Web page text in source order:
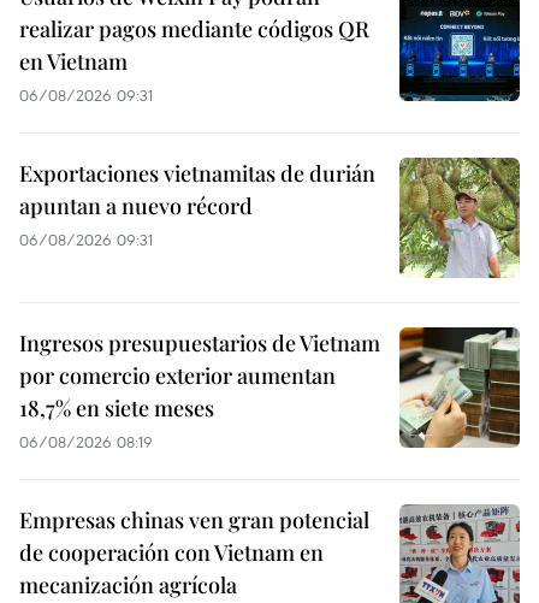
realizar pagos mediante códigos QR
en Vietnam
06/08/2026 09:31
Exportaciones vietnamitas de durián
apuntan a nuevo récord
06/08/2026 09:31
Ingresos presupuestarios de Vietnam
por comercio exterior aumentan
18,7% en siete meses
06/08/2026 08:19
Empresas chinas ven gran potencial
de cooperación con Vietnam en
mecanización agrícola